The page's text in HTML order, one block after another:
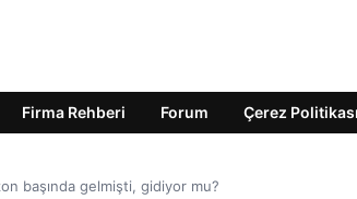
Firma Rehberi Forum Çerez Politikası
başında gelmişti, gidiyor mu?